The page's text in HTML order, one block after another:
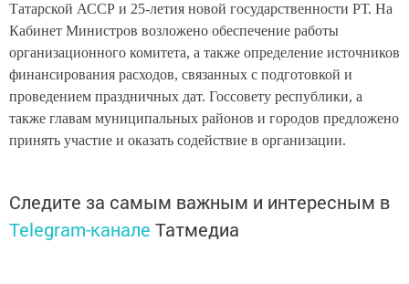
Татарской АССР и 25-летия новой государственности РТ. На
Кабинет Министров возложено обеспечение работы
организационного комитета, а также определение источников
финансирования расходов, связанных с подготовкой и
проведением праздничных дат. Госсовету республики, а
также главам муниципальных районов и городов предложено
принять участие и оказать содействие в организации.
Следите за самым важным и интересным в
Telegram-канале Татмедиа